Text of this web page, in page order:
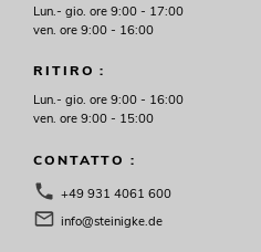
Lun.- gio. ore 9:00 - 17:00
ven. ore 9:00 - 16:00
RITIRO :
Lun.- gio. ore 9:00 - 16:00
ven. ore 9:00 - 15:00
CONTATTO :
+49 931 4061 600
info@steinigke.de